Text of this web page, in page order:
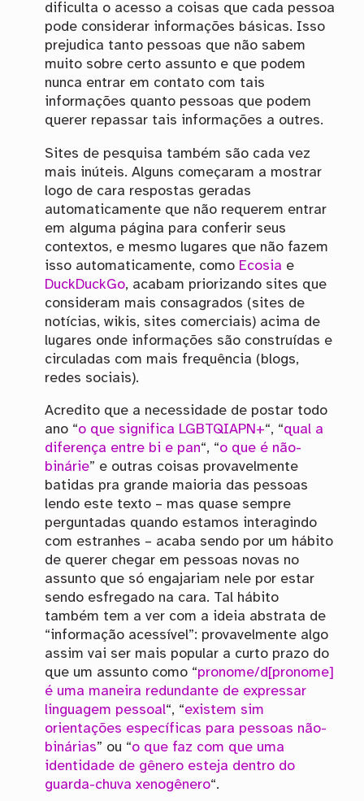
dificulta o acesso a coisas que cada pessoa
pode considerar informações básicas. Isso
prejudica tanto pessoas que não sabem
muito sobre certo assunto e que podem
nunca entrar em contato com tais
informações quanto pessoas que podem
querer repassar tais informações a outres.
Sites de pesquisa também são cada vez
mais inúteis. Alguns começaram a mostrar
logo de cara respostas geradas
automaticamente que não requerem entrar
em alguma página para conferir seus
contextos, e mesmo lugares que não fazem
isso automaticamente, como Ecosia e
DuckDuckGo, acabam priorizando sites que
consideram mais consagrados (sites de
notícias, wikis, sites comerciais) acima de
lugares onde informações são construídas e
circuladas com mais frequência (blogs,
redes sociais).
Acredito que a necessidade de postar todo
ano “o que significa LGBTQIAPN+“, “qual a
diferença entre bi e pan“, “o que é não-
binárie” e outras coisas provavelmente
batidas pra grande maioria das pessoas
lendo este texto – mas quase sempre
perguntadas quando estamos interagindo
com estranhes – acaba sendo por um hábito
de querer chegar em pessoas novas no
assunto que só engajariam nele por estar
sendo esfregado na cara. Tal hábito
também tem a ver com a ideia abstrata de
“informação acessível”: provavelmente algo
assim vai ser mais popular a curto prazo do
que um assunto como “pronome/d[pronome]
é uma maneira redundante de expressar
linguagem pessoal“, “existem sim
orientações específicas para pessoas não-
binárias” ou “o que faz com que uma
identidade de gênero esteja dentro do
guarda-chuva xenogênero“.